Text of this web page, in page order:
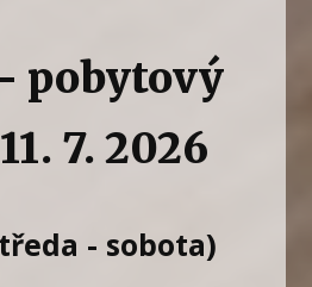
pobytový
7. 2026
- sobota)